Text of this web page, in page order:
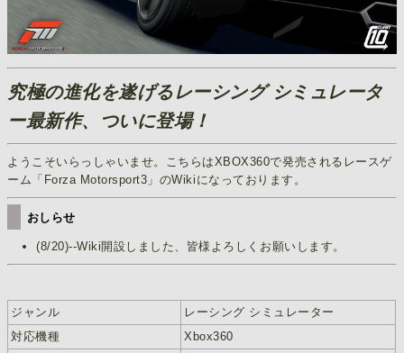
究極の進化を遂げるレーシング シミュレータ
ー最新作、ついに登場！
ようこそいらっしゃいませ。こちらはXBOX360で発売されるレースゲ
ーム「Forza Motorsport3」のWikiになっております。
おしらせ
(8/20)--Wiki開設しました、皆様よろしくお願いします。
ジャンル
レーシング シミュレーター
対応機種
Xbox360